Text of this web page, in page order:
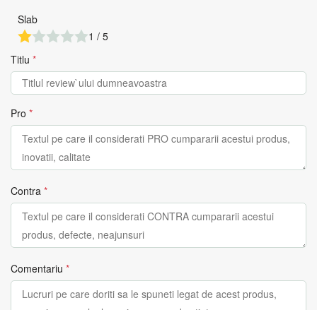
Slab
1 / 5
Titlu *
Pro *
Contra *
Comentariu *